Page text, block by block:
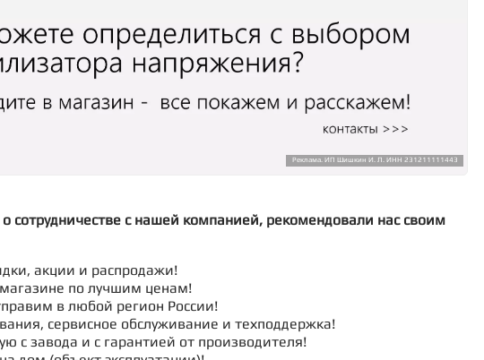
Реклама. ИП Шишкин И. Л. ИНН 231211111443
с нашей компанией, рекомендовали нас своим
акции и распродажи!
по лучшим ценам!
в любой регион России!
сервисное обслуживание и техподдержка!
с завода и с гарантией от производителя!